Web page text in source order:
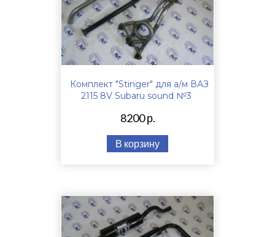
Комплект "Stinger" для а/м ВАЗ
2115 8V Subaru sound №3
8200 р.
В корзину